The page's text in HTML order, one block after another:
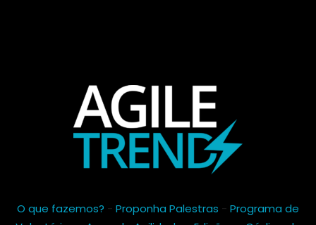
O que fazemos? - Proponha Palestras - Programa de